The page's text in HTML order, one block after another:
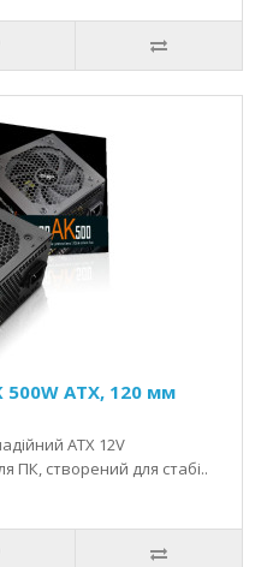
ATX, 120 мм
ATX 12V
ПК, створений для стабі..